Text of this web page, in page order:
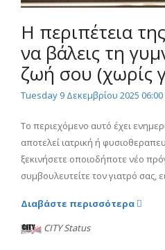
Η περιπέτεια
να βάλεις τη
ζωή σου (χωρίς
Tuesday 9 Δεκεμβρίου 2025 06:00
Το περιεχόμενο αυτό έχει
αποτελεί ιατρική ή
ξεκινήσετε οποιοδήποτε νέο
συμβουλευτείτε τον γιατρό σας,
Διαβάστε περισσότερα
CITY Status